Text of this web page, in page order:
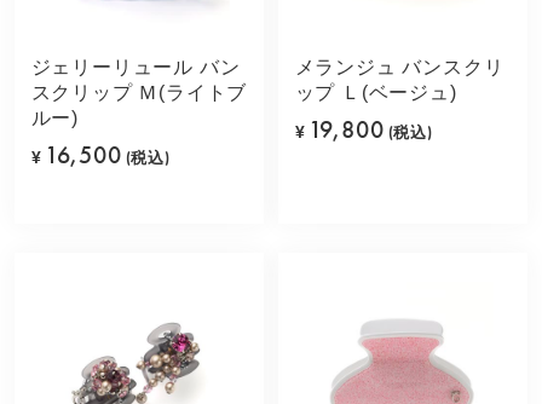
ジェリーリュール バン
スクリップ Ｍ(ライトブ
ルー)
¥ 16,500 (税込)
メランジュ バンスクリ
ップ Ｌ(ベージュ)
¥ 19,800 (税込)